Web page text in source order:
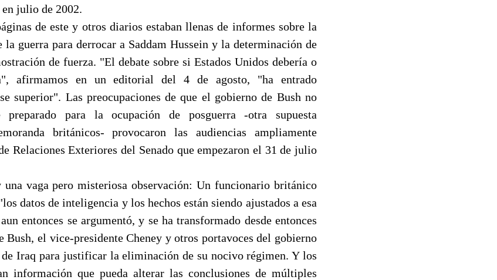
julio de 2002.
de este y otros diarios estaban llenas de informes sobre la
guerra para derrocar a Saddam Hussein y la determinación de
de fuerza. "El debate sobre si Estados Unidos debería o
afirmamos en un editorial del 4 de agosto, "ha entrado
superior". Las preocupaciones de que el gobierno de Bush no
preparado para la ocupación de posguerra -otra supuesta
británicos- provocaron las audiencias ampliamente
Relaciones Exteriores del Senado que empezaron el 31 de julio
una vaga pero misteriosa observación: Un funcionario británico
datos de inteligencia y los hechos están siendo ajustados a esa
entonces se argumentó, y se ha transformado desde entonces
Bush, el vice-presidente Cheney y otros portavoces del gobierno
de Iraq para justificar la eliminación de su nocivo régimen. Y los
información que pueda alterar las conclusiones de múltiples